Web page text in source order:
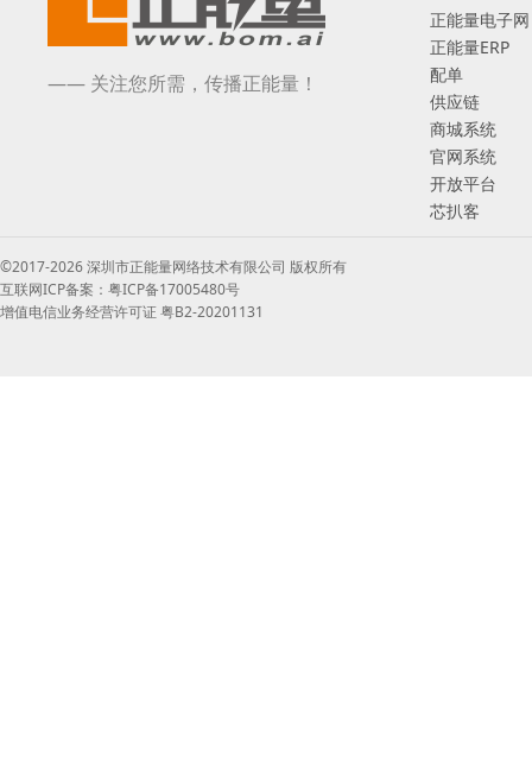
—— 关注您所需，传播正能量！
正能量电子网
正能量ERP
配单
供应链
商城系统
官网系统
开放平台
芯扒客
©2017-2026 深圳市正能量网络技术有限公司 版权所有
互联网ICP备案：粤ICP备17005480号
增值电信业务经营许可证 粤B2-20201131